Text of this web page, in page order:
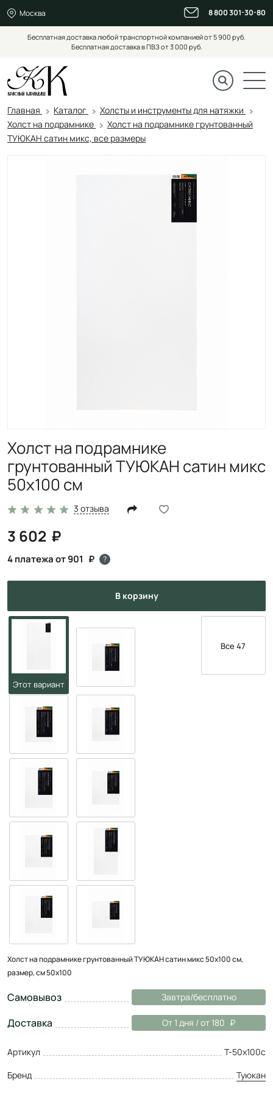
Москва 8 800 301-30-80
Бесплатная доставка любой транспортной компанией от 5 900 руб.
Бесплатная доставка в ПВЗ от 3 000 руб.
Главная Каталог
Холсты и инструменты для натяжки
Холст на подрамнике
Холст на подрамнике грунтованный
ТУЮКАН сатин микс, все размеры
Холст на подрамнике
грунтованный ТУЮКАН сатин микс
50х100 см
3 отзыва
3 602
4 платежа от 901 ?
в корзину
Все 47
Холст на подрамнике грунтованный ТУЮКАН сатин микс 50х100 см,
размер, см 50x100
Самовывоз Завтра/бесплатно
Доставка От 1 дня / от 180
Артикул
Т-50х100с
Бренд
Туюкан